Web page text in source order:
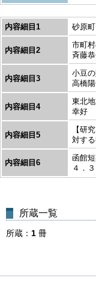
内容細目1 砂原
内容細目2
市町
斉藤
内容細目3
小豆
高橋
内容細目4
東北
幸好
内容細目5
【研
対す
内容細目6
函館
４．３
所蔵一覧
所蔵 1 冊